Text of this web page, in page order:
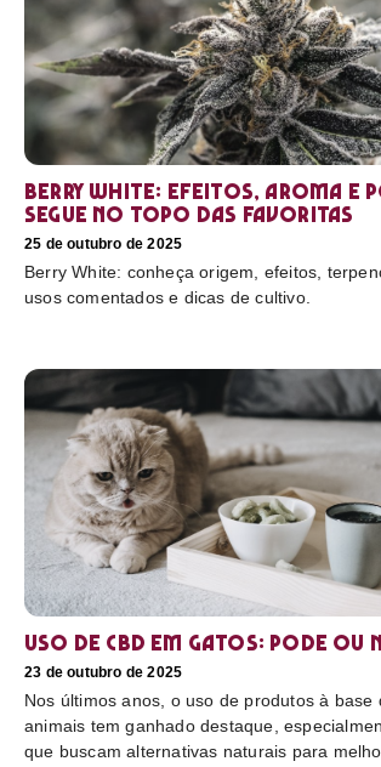
Berry White: efeitos, aroma e
segue no topo das favoritas
25 de outubro de 2025
Berry White: conheça origem, efeitos,
usos comentados e dicas de cultivo.
Uso de CBD em gatos: pode ou
23 de outubro de 2025
Nos últimos anos, o uso de produtos à base
animais tem ganhado destaque,
que buscam alternativas naturais para